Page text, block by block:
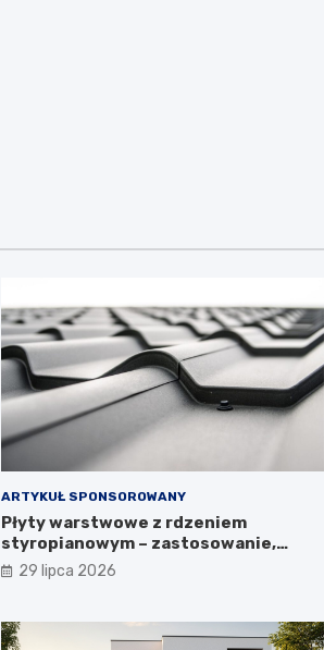
ARTYKUŁ SPONSOROWANY
Płyty warstwowe z rdzeniem
styropianowym – zastosowanie,
budowa i parametry
29 lipca 2026